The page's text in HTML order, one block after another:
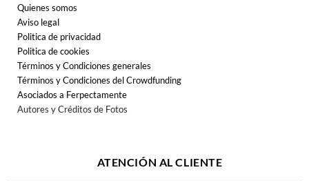
Quienes somos
Aviso legal
Politica de privacidad
Politica de cookies
Términos y Condiciones generales
Términos y Condiciones del Crowdfunding
Asociados a Ferpectamente
Autores y Créditos de Fotos
ATENCIÓN AL CLIENTE